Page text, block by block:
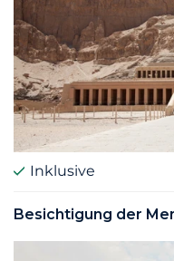
Inklusive
Besichtigung der